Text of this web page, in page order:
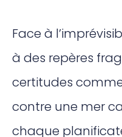
Face à
à des repères
certitudes
contre une mer
chaque